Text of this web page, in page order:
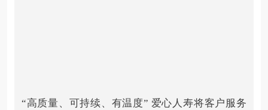
“高质量、可持续、有温度” 爱心人寿将客户服务